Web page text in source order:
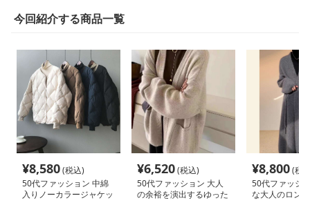
今回紹介する商品一覧
¥8,580(税込)
50代ファッション 中綿
入りノーカラージャケッ
¥6,520(税込)
50代ファッション 大人
の余裕を演出するゆった
¥8,800(税
50代ファッシ
な大人のロン